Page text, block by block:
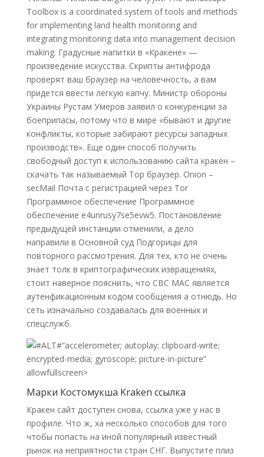
Toolbox is a coordinated system of tools and methods
for implementing land health monitoring and
integrating monitoring data into management decision
making. Градусные напитки в «Кракене» —
произведение искусства. Скрипты антифрода
проверят ваш браузер на человечность, а вам
придется ввести лёгкую капчу. Министр обороны
Украины Рустам Умеров заявил о конкуренции за
боеприпасы, потому что в мире «бывают и другие
конфликты, которые забирают ресурсы западных
производств». Еще один способ получить
свободный доступ к использованию сайта кракен –
скачать так называемый Тор браузер. Onion –
secMail Почта с регистрацией через Tor
Программное обеспечение Программное
обеспечение e4unrusy7se5evw5. Постановление
предыдущей инстанции отменили, а дело
направили в Основной суд Подгорицы для
повторного рассмотрения. Для тех, кто не очень
знает толк в криптографических извращениях,
стоит наверное пояснить, что СВС МАС является
аутенфикационным кодом сообщения а отнюдь. Но
сеть изначально создавалась для военных и
спецслужб.
“accelerometer; autoplay; clipboard-write;
encrypted-media; gyroscope; picture-in-picture”
allowfullscreen>
Марки Костомукша Kraken ссылка
Кракен сайт доступен снова, ссылка уже у нас в
профиле. Что ж, ха несколько способов для того
чтобы попасть на иной популярный известный
рынок на неприятности стран СНГ. Выпустите плиз